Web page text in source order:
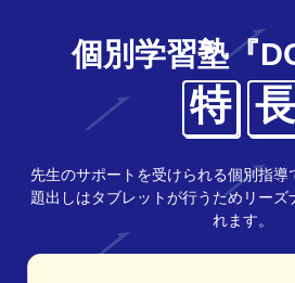
個別学習塾『
特 長
先生のサポートを受けられる個別指導
題出しはタブレットが行うためリーズ
れます。